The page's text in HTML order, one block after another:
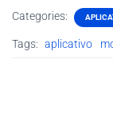
Categories:
Tags: aplicativo